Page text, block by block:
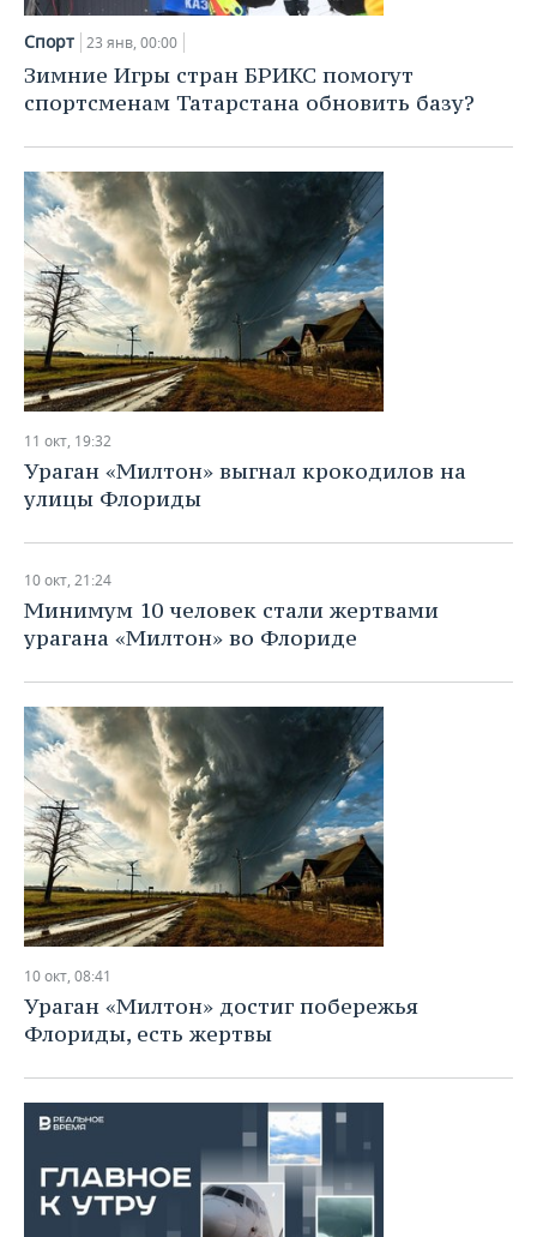
Спорт 23 янв, 00:00
Зимние Игры стран БРИКС помогут
спортсменам Татарстана обновить базу?
11 окт, 19:32
Ураган «Милтон» выгнал крокодилов на
улицы Флориды
10 окт, 21:24
Минимум 10 человек стали жертвами
урагана «Милтон» во Флориде
10 окт, 08:41
Ураган «Милтон» достиг побережья
Флориды, есть жертвы